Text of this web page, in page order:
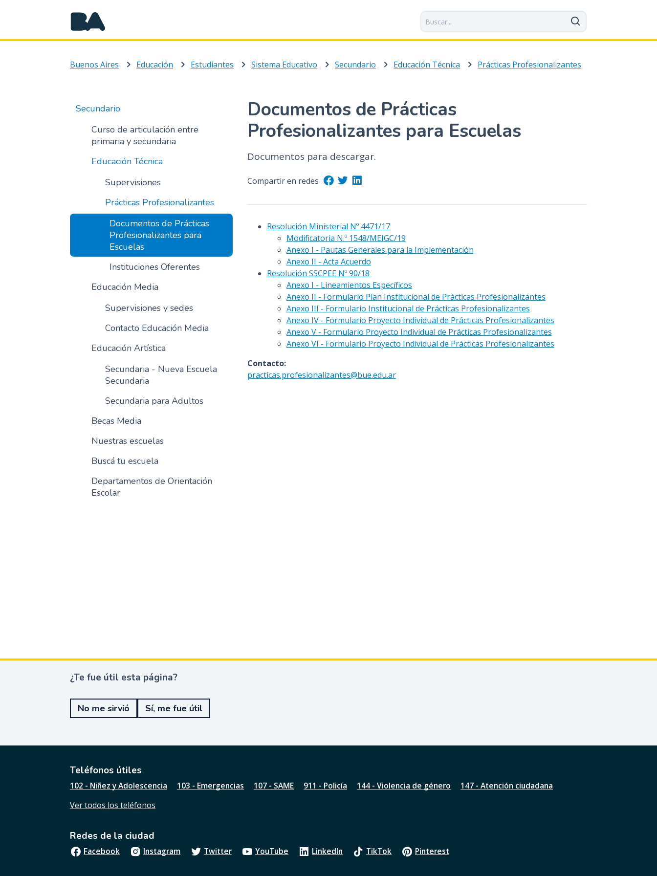
a
a
n
e
o
r
n
c
i
p
a
l
Buenos Aires Educación Estudiantes Sistema Educativo Secundario Educación Técnica Prácticas Profesionalizantes
Secundario
Curso de articulación entre
primaria y secundaria
Educación Técnica
Supervisiones
Prácticas Profesionalizantes
Documentos de Prácticas
Profesionalizantes para
Escuelas
Instituciones Oferentes
Educación Media
Supervisiones y sedes
Contacto Educación Media
Educación Artística
Secundaria - Nueva Escuela
Secundaria
Secundaria para Adultos
Becas Media
Nuestras escuelas
Buscá tu escuela
Departamentos de Orientación
Escolar
Documentos de Prácticas
Profesionalizantes para Escuelas
Documentos para descargar.
Compartir en redes
Resolución Ministerial Nº 4471/17
Modificatoria N.º 1548/MEIGC/19
Anexo I - Pautas Generales para la Implementación
Anexo II - Acta Acuerdo
Resolución SSCPEE Nº 90/18
Anexo I - Lineamientos Específicos
Anexo II - Formulario Plan Institucional de Prácticas Profesionalizantes
Anexo III - Formulario Institucional de Prácticas Profesionalizantes
Anexo IV - Formulario Proyecto Individual de Prácticas Profesionalizantes
Anexo V - Formulario Proyecto Individual de Prácticas Profesionalizantes
Anexo VI - Formulario Proyecto Individual de Prácticas Profesionalizantes
Contacto:
practicas.profesionalizantes@bue.edu.ar
¿
e
u
t
l
s
a
g
i
n
¿Te fue útil esta página?
No me sirvió Sí, me fue útil
Teléfonos útiles
102 - Niñez y Adolescencia 103 - Emergencias 107 - SAME 911 - Policía 144 - Violencia de género
147 - Atención ciudadana
Ver todos los teléfonos
Redes de la ciudad
Facebook Instagram Twitter YouTube LinkedIn TikTok Pinterest